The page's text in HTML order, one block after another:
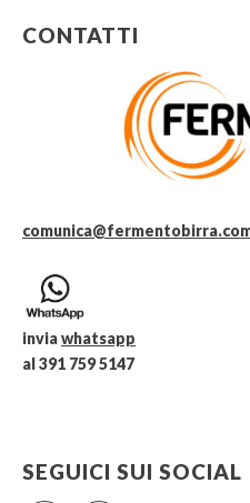
CONTATTI
inviawhatsapp
al 391 759 5147
SEGUICI SUI SOCIAL